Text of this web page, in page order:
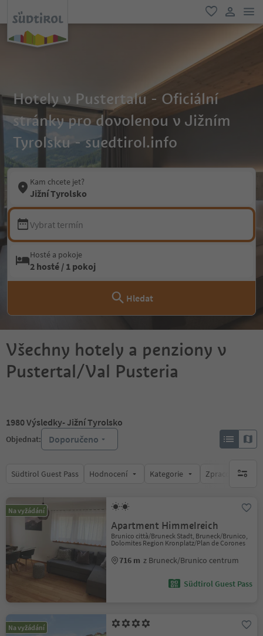
oblíbené
Hotely v Pustertalu - Oficiální
stránky pro dovolenou v Jižním
Tyrolsku - suedtirol.info
Kam chcete jet?
Jižní Tyrolsko
Vybrat termín
Hosté a pokoje
2 hosté / 1 pokoj
Hledat
Všechny hotely a penziony v
Pustertal/Val Pusteria
1980Výsledky- Jižní Tyrolsko
Objednat: Doporučeno
Südtirol Guest Pass Hodnocení Kategorie Zpracovávábrak
Na vyžádání
Apartment Himmelreich
Brunico città/Bruneck Stadt, Bruneck/Brunico,
Dolomites Region Kronplatz/Plan de Corones
716 m z Bruneck/Brunico centrum
Südtirol Guest Pass
Na vyžádání